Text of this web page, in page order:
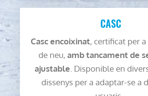
CASC
Casc encoixinat, certificat per
de neu, amb tancament de
ajustable . Disponible en
dissenys per a adaptar-se a